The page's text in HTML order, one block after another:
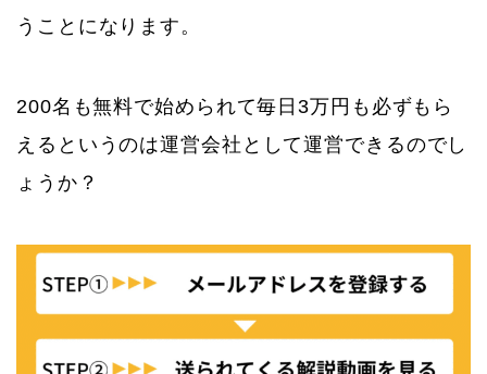
うことになります。
200名も無料で始められて毎日3万円も必ずもら
えるというのは運営会社として運営できるのでし
ょうか？